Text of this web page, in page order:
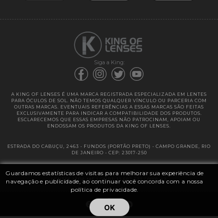
Guardamos estatísticas de visitas para melhorar sua experiência de
navegação e publicidade, ao continuar você concorda com a nossa
política de privacidade.
OK
Siga a King:
A KING OF LENSES É UMA MARCA REGISTRADA ESPECIALIZADA EM LENTES
PARA ÓCULOS DE SOL. NÃO TEMOS QUALQUER VÍNCULO OU PARCERIA COM
OUTRAS MARCAS. EVENTUAIS REFERÊNCIAS A ESSAS MARCAS SÃO FEITAS
EXCLUSIVAMENTE PARA INDICAR A COMPATIBILIDADE DOS PRODUTOS.
ESCLARECEMOS QUE ESSAS EMPRESAS NÃO PATROCINAM, APOIAM OU
ENDOSSAM OS PRODUTOS DA KING OF LENSES.
ESTRADA DO CABUÇU, 2463 - FUNDOS (PORTÃO PRETO) - CAMPO GRANDE, RIO
DE JANEIRO - CEP: 23017-250
@ 2025 | KING OF LENSES - KING OF IMPORTAÇÃO E DISTRIBUIÇÃO DE
LENTES LTDA ME | CNPJ: 13.682.533 / 0001-42